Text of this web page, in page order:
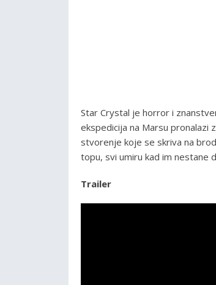
Star Crystal je horror i
ekspedicija na Marsu pronalazi
stvorenje koje se skriva na
topu, svi umiru kad im nestane
Trailer